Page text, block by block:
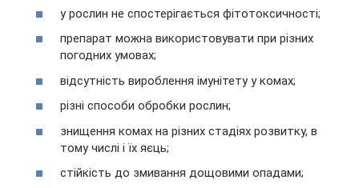
у рослин не спостерігається фітотоксичності;
препарат можна використовувати при різних
погодних умовах;
відсутність вироблення імунітету у комах;
різні способи обробки рослин;
знищення комах на різних стадіях розвитку, в
тому числі і їх яєць;
стійкість до змивання дощовими опадами;